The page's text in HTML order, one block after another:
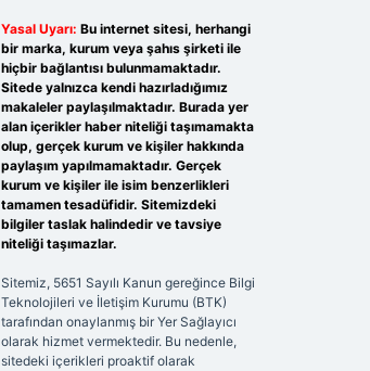
Yasal Uyarı: Bu internet sitesi, herhangi
bir marka, kurum veya şahıs şirketi ile
hiçbir bağlantısı bulunmamaktadır.
Sitede yalnızca kendi hazırladığımız
makaleler paylaşılmaktadır. Burada yer
alan içerikler haber niteliği taşımamakta
olup, gerçek kurum ve kişiler hakkında
paylaşım yapılmamaktadır. Gerçek
kurum ve kişiler ile isim benzerlikleri
tamamen tesadüfidir. Sitemizdeki
bilgiler taslak halindedir ve tavsiye
niteliği taşımazlar.
Sitemiz, 5651 Sayılı Kanun gereğince Bilgi
Teknolojileri ve İletişim Kurumu (BTK)
tarafından onaylanmış bir Yer Sağlayıcı
olarak hizmet vermektedir. Bu nedenle,
sitedeki içerikleri proaktif olarak